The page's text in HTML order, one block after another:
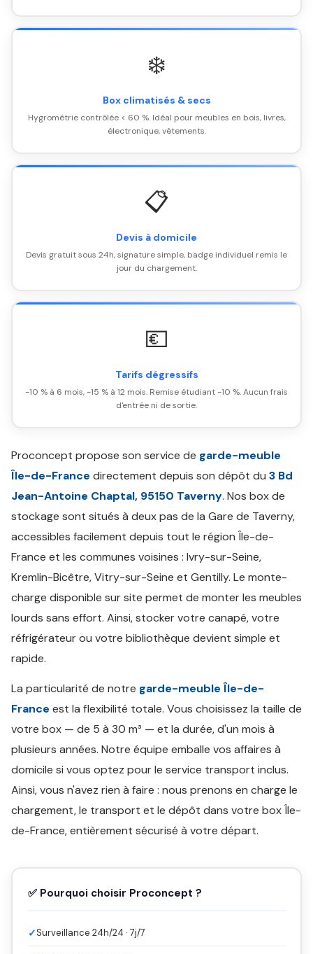
❄️
Box climatisés & secs
Hygrométrie contrôlée < 60 %. Idéal pour meubles en bois, livres,
électronique, vêtements.
📋
Devis à domicile
Devis gratuit sous 24h, signature simple, badge individuel remis le
jour du chargement.
💶
Tarifs dégressifs
-10 % à 6 mois, -15 % à 12 mois. Remise étudiant -10 %. Aucun frais
d'entrée ni de sortie.
Proconcept propose son service de garde-meuble
Île-de-France directement depuis son dépôt du 3 Bd
Jean-Antoine Chaptal, 95150 Taverny. Nos box de
stockage sont situés à deux pas de la Gare de Taverny,
accessibles facilement depuis tout le région Île-de-
France et les communes voisines : Ivry-sur-Seine,
Kremlin-Bicêtre, Vitry-sur-Seine et Gentilly. Le monte-
charge disponible sur site permet de monter les meubles
lourds sans effort. Ainsi, stocker votre canapé, votre
réfrigérateur ou votre bibliothèque devient simple et
rapide.
La particularité de notre garde-meuble Île-de-
France est la flexibilité totale. Vous choisissez la taille de
votre box — de 5 à 30 m³ — et la durée, d'un mois à
plusieurs années. Notre équipe emballe vos affaires à
domicile si vous optez pour le service transport inclus.
Ainsi, vous n'avez rien à faire : nous prenons en charge le
chargement, le transport et le dépôt dans votre box Île-
de-France, entièrement sécurisé à votre départ.
✅ Pourquoi choisir Proconcept ?
✓Surveillance 24h/24 · 7j/7